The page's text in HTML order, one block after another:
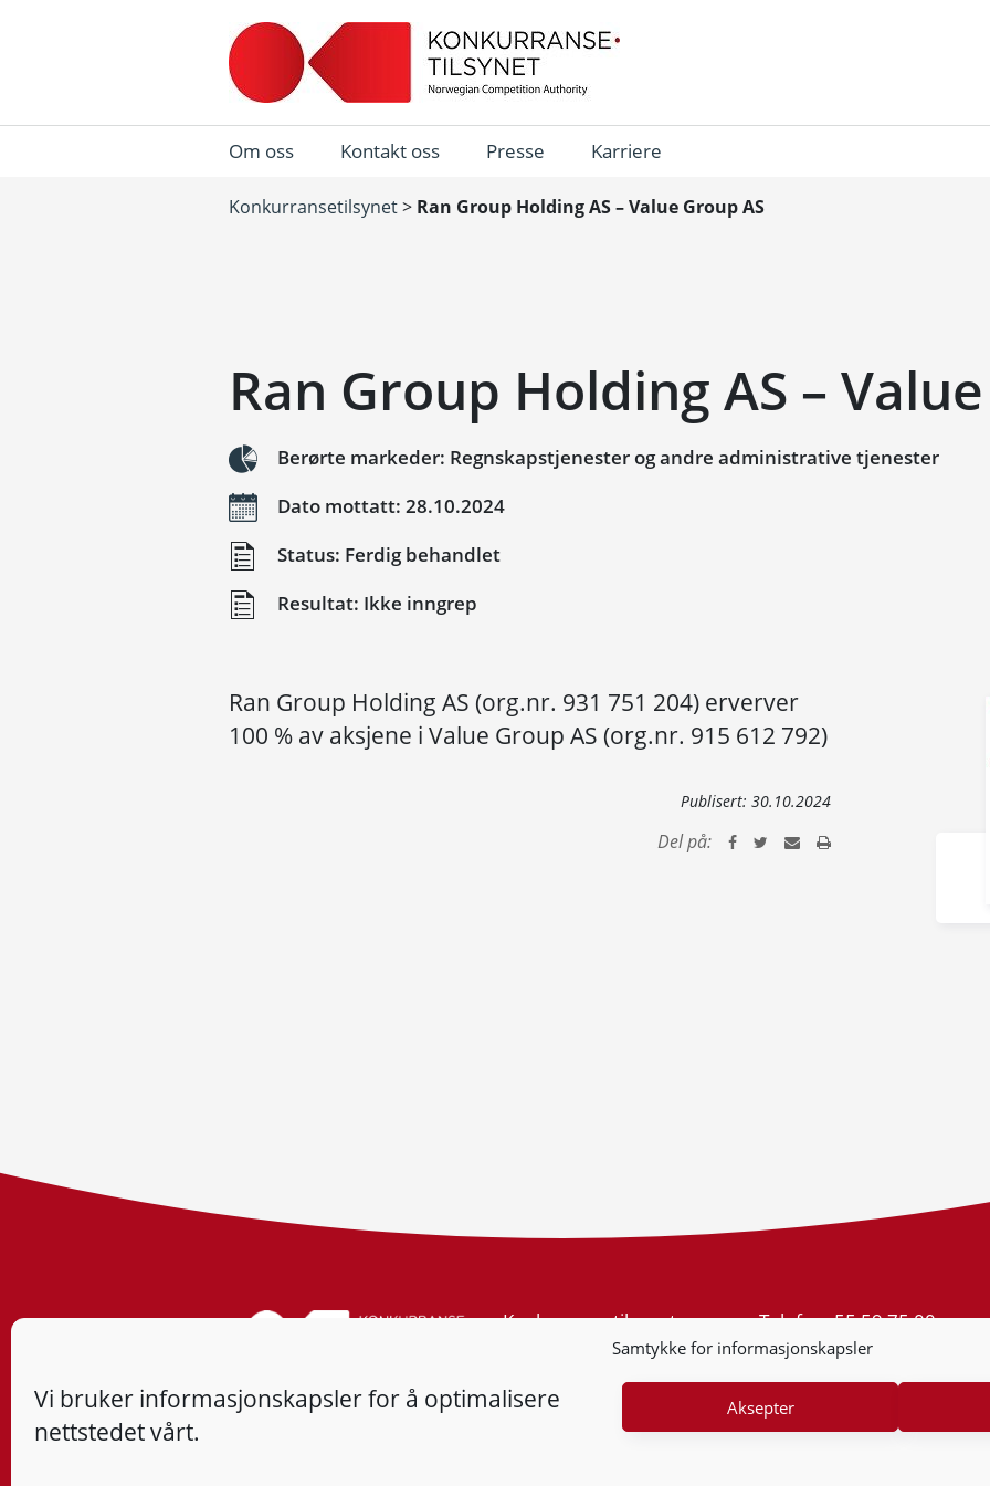
Samtykke for informasjonskapsler
Vi bruker informasjonskapsler for å optimalisere
nettstedet vårt.
Aksepter
Om oss Kontakt oss Presse Karriere
Konkurransetilsynet> Ran Group Holding AS – Value Group AS
Ran Group Holding AS –
Berørte markeder: Regnskapstjenester og andre administrative tjenester
Dato mottatt: 28.10.2024
Status: Ferdig behandlet
Resultat: Ikke inngrep
Ran Group Holding AS (org.nr. 931 751 204) erverver
100 % av aksjene i Value Group AS (org.nr. 915 612 792)
Publisert: 30.10.2024
Del på:
Konkurransetilsynet
Postboks 439 Sentrum
Org.nr: 974 761 246
Telefon:55 59 75 00
E-post:post@kt.no
Nyhetsvarsel >>